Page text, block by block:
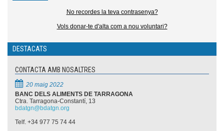
No recordes la teva contrasenya?
Vols donar-te d'alta com a nou voluntari?
DESTACATS
CONTACTA AMB NOSALTRES
20 maig 2022
BANC DELS ALIMENTS DE TARRAGONA
Ctra. Tarragona-Constantí, 13
bdatgn@bdatgn.org
Telf. +34 977 75 74 44